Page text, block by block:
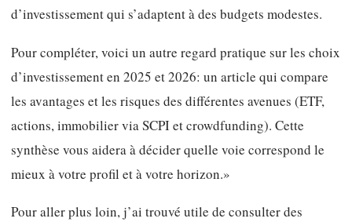
d’investissement qui s’adaptent à des budgets modestes.
Pour compléter, voici un autre regard pratique sur les choix
d’investissement en 2025 et 2026: un article qui compare
les avantages et les risques des différentes avenues (ETF,
actions, immobilier via SCPI et crowdfunding). Cette
synthèse vous aidera à décider quelle voie correspond le
mieux à votre profil et à votre horizon.»
Pour aller plus loin, j’ai trouvé utile de consulter des